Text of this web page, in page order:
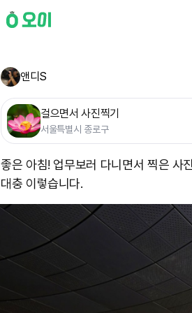
앤디S
걸으면서 사진찍기
서울특별시 종로구
좋은 아침! 업무보러 다니면서 찍은 사
대충 이렇습니다.